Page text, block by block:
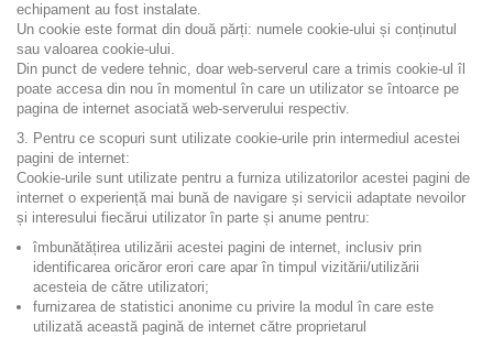
echipament au fost instalate.
Un cookie este format din două părți: numele cookie-ului și conținutul
sau valoarea cookie-ului.
Din punct de vedere tehnic, doar web-serverul care a trimis cookie-ul îl
poate accesa din nou în momentul în care un utilizator se întoarce pe
pagina de internet asociată web-serverului respectiv.
3. Pentru ce scopuri sunt utilizate cookie-urile prin intermediul acestei
pagini de internet:
Cookie-urile sunt utilizate pentru a furniza utilizatorilor acestei pagini de
internet o experiență mai bună de navigare și servicii adaptate nevoilor
și interesului fiecărui utilizator în parte și anume pentru:
îmbunătățirea utilizării acestei pagini de internet, inclusiv prin
identificarea oricăror erori care apar în timpul vizitării/utilizării
acesteia de către utilizatori;
furnizarea de statistici anonime cu privire la modul în care este
utilizată această pagină de internet către proprietarul